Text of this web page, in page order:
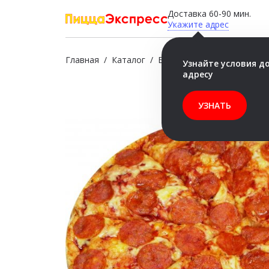
Доставка 60-90 мин.
Укажите адрес
Главная / Каталог / Бесплатно / Пепперони
Узнайте условия
адресу
УЗНАТЬ